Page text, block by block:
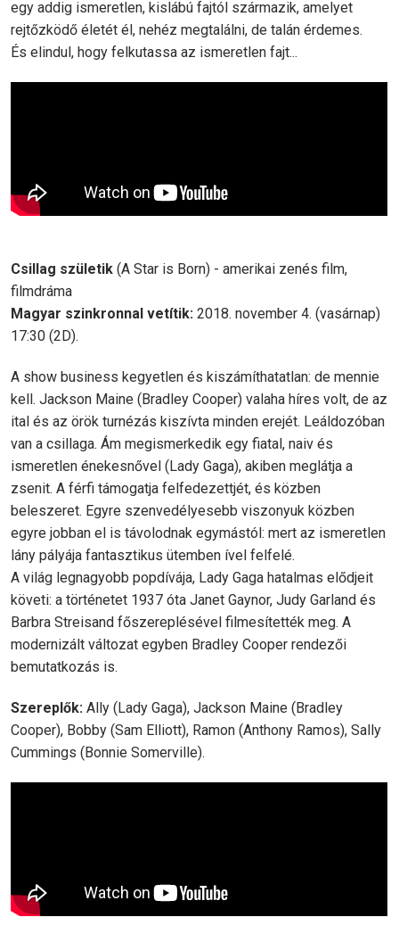
egy addig ismeretlen, kislábú fajtól származik, amelyet
rejtőzködő életét él, nehéz megtalálni, de talán érdemes.
És elindul, hogy felkutassa az ismeretlen fajt...
Csillag születik (A Star is Born) - amerikai zenés film,
filmdráma
Magyar szinkronnal vetítik: 2018. november 4. (vasárnap)
17:30 (2D).
A show business kegyetlen és kiszámíthatatlan: de mennie
kell. Jackson Maine (Bradley Cooper) valaha híres volt, de az
ital és az örök turnézás kiszívta minden erejét. Leáldozóban
van a csillaga. Ám megismerkedik egy fiatal, naiv és
ismeretlen énekesnővel (Lady Gaga), akiben meglátja a
zsenit. A férfi támogatja felfedezettjét, és közben
beleszeret. Egyre szenvedélyesebb viszonyuk közben
egyre jobban el is távolodnak egymástól: mert az ismeretlen
lány pályája fantasztikus ütemben ível felfelé.
A világ legnagyobb popdívája, Lady Gaga hatalmas elődjeit
követi: a történetet 1937 óta Janet Gaynor, Judy Garland és
Barbra Streisand főszereplésével filmesítették meg. A
modernizált változat egyben Bradley Cooper rendezői
bemutatkozás is.
Szereplők: Ally (Lady Gaga), Jackson Maine (Bradley
Cooper), Bobby (Sam Elliott), Ramon (Anthony Ramos), Sally
Cummings (Bonnie Somerville).